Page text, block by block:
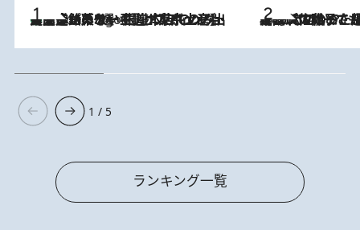
4 Hours Ago
【間違いのない王道・東京土産】資生堂パーラー 銀座本店でのみ出会える銘菓5選《極上プディング・濃厚チーズケーキ・ボンボンショコラほか》 2026.8.5
【阿川佐和子さんの年とる力】なぜ70代で始めた趣味は“こんなに楽しい”のか？ ピアノ、俳句…スランプに陥っても続けられる“ある秘訣”とは
1 / 5
ランキング一覧